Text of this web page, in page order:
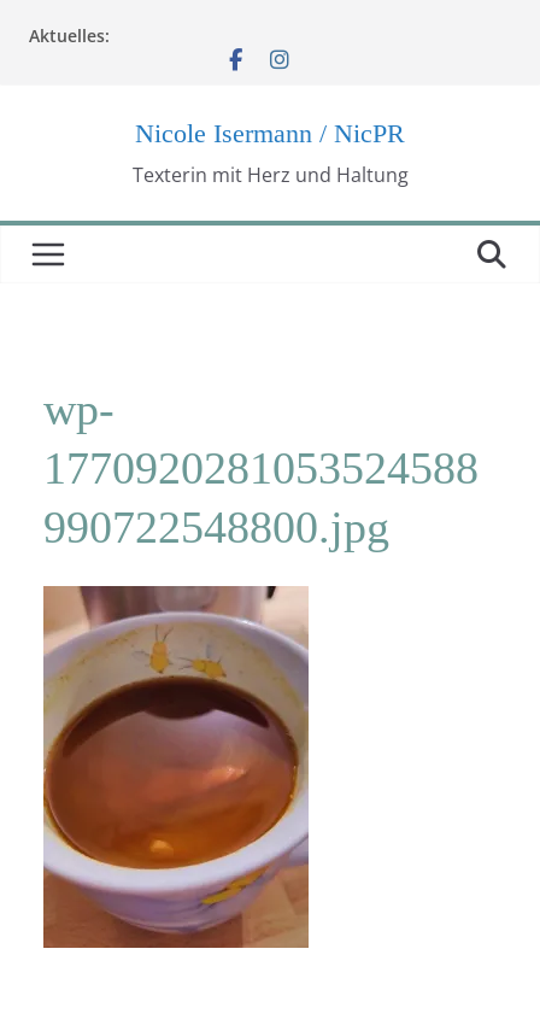
Inhalt
Aktuelles:
Nicole Isermann / NicPR
Texterin mit Herz und Haltung
wp-
1770920281053524588
990722548800.jpg